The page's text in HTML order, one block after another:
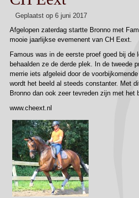
Geplaatst op 6 juni 2017
Afgelopen zaterdag startte Bronno met
mooie jaarlijkse evemenent van CH Eext.
Famous was in de eerste proef goed bij de
behaalden ze de derde plek. In de tweede
merrie iets afgeleid door de
wordt het beeld al steeds constanter. Met
Bronno dan ook zeer tevreden zijn met het
www.cheext.nl